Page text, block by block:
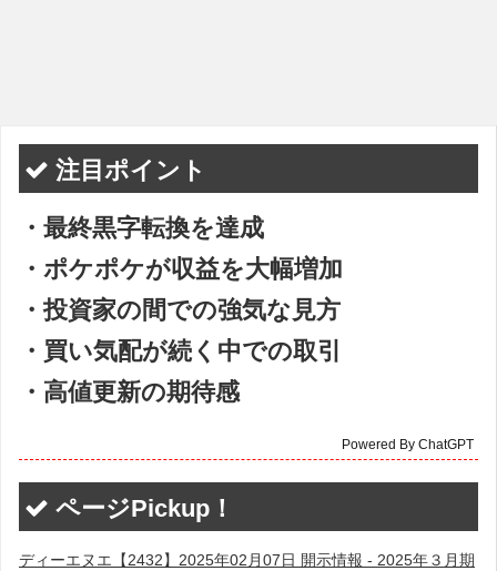
注目ポイント
・最終黒字転換を達成
・ポケポケが収益を大幅増加
・投資家の間での強気な見方
・買い気配が続く中での取引
・高値更新の期待感
Powered By ChatGPT
ページPickup！
ディーエヌエ【2432】2025年02月07日 開示情報 - 2025年３月期